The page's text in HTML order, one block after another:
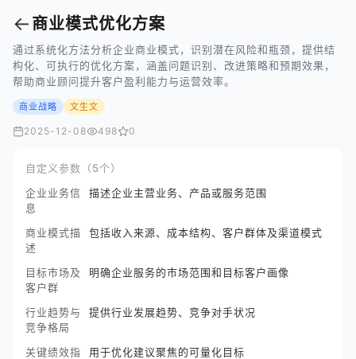
← 商业模式优化方案
通过系统化方法分析企业商业模式，识别潜在风险和瓶颈，提供结
构化、可执行的优化方案，涵盖问题识别、改进策略和预期效果，
帮助商业顾问提升客户盈利能力与运营效率。
商业战略 文生文
2025-12-08 498 0
自定义参数（5个）
企业业务信
息
描述企业主营业务、产品或服务范围
商业模式描
述
包括收入来源、成本结构、客户群体及渠道模式
目标市场及
客户群
明确企业服务的市场范围和目标客户画像
行业趋势与
竞争格局
提供行业发展趋势、竞争对手状况
关键绩效指
用于优化建议聚焦的可量化目标